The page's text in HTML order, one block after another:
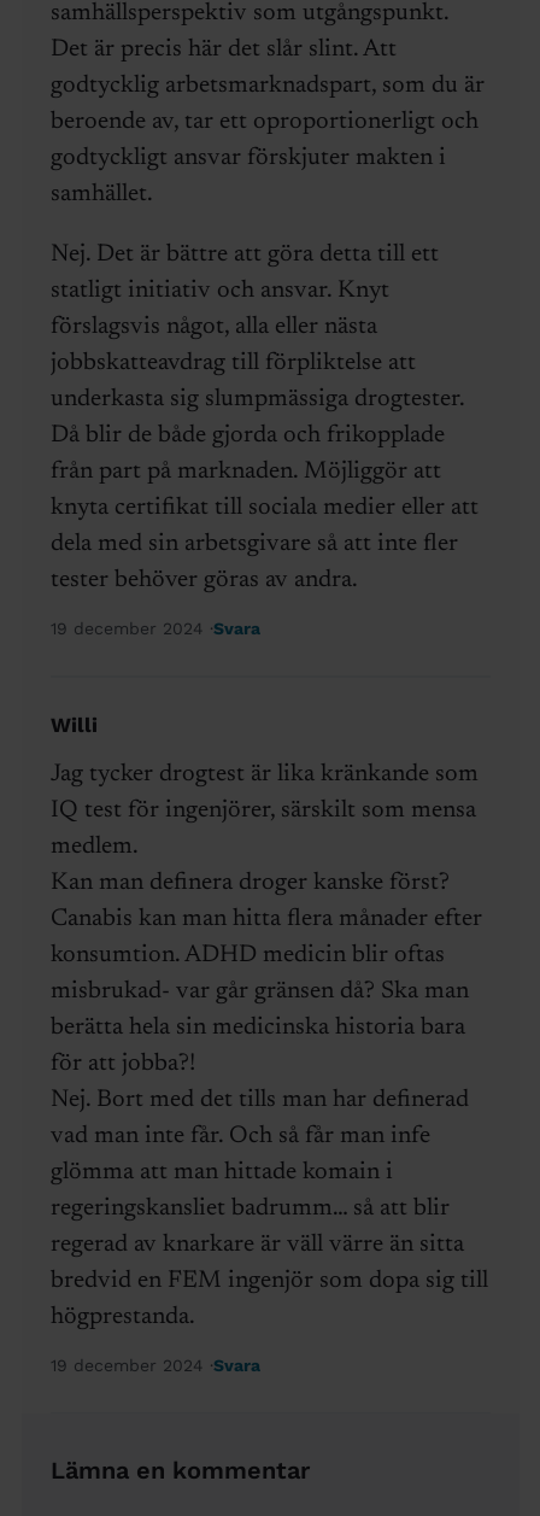
samhällsperspektiv som utgångspunkt.
Det är precis här det slår slint. Att
godtycklig arbetsmarknadspart, som du är
beroende av, tar ett oproportionerligt och
godtyckligt ansvar förskjuter makten i
samhället.
Nej. Det är bättre att göra detta till ett
statligt initiativ och ansvar. Knyt
förslagsvis något, alla eller nästa
jobbskatteavdrag till förpliktelse att
underkasta sig slumpmässiga drogtester.
Då blir de både gjorda och frikopplade
från part på marknaden. Möjliggör att
knyta certifikat till sociala medier eller att
dela med sin arbetsgivare så att inte fler
tester behöver göras av andra.
19 december 2024 Svara
Willi
Jag tycker drogtest är lika kränkande som
IQ test för ingenjörer, särskilt som mensa
medlem.
Kan man definera droger kanske först?
Canabis kan man hitta flera månader efter
konsumtion. ADHD medicin blir oftas
misbrukad- var går gränsen då? Ska man
berätta hela sin medicinska historia bara
för att jobba?!
Nej. Bort med det tills man har definerad
vad man inte får. Och så får man infe
glömma att man hittade komain i
regeringskansliet badrumm… så att blir
regerad av knarkare är väll värre än sitta
bredvid en FEM ingenjör som dopa sig till
högprestanda.
19 december 2024 Svara
Lämna en kommentar